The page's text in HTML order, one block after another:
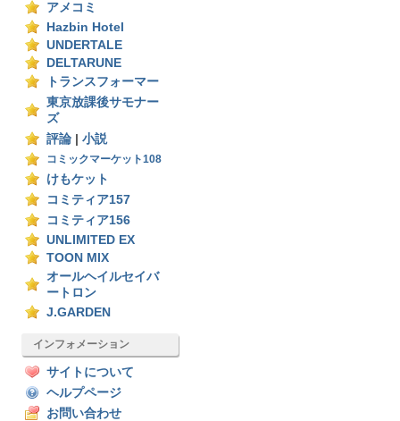
アメコミ
Hazbin Hotel
UNDERTALE
DELTARUNE
トランスフォーマー
東京放課後サモナー
ズ
評論
小説
コミックマーケット108
けもケット
コミティア157
コミティア156
UNLIMITED EX
TOON MIX
オールヘイルセイバ
ートロン
J.GARDEN
インフォメーション
サイトについて
ヘルプページ
お問い合わせ